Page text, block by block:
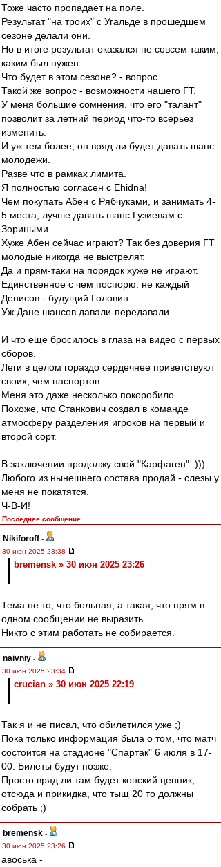
Тоже часто пропадает на поле.
Результат "на троих" с Угальде в прошедшем
сезоне делали они.
Но в итоге результат оказался не совсем таким,
каким был нужен.
Что будет в этом сезоне? - вопрос.
Такой же вопрос - возможности нашего ГТ.
У меня большие сомнения, что его "талант"
позволит за летний период что-то всерьез
изменить.
И уж тем более, он вряд ли будет давать шанс
молодежи.
Разве что в рамках лимита.
Я полностью согласен с Ehidna!
Чем покупать Абен с Рябчуками, и занимать 4-
5 места, лучше давать шанс Гузиевам с
Зориными.
Хуже Абен сейчас играют? Так без доверия ГТ
молодые никогда не выстрелят.
Да и прям-таки на порядок хуже не играют.
Единственное с чем поспорю: не каждый
Денисов - будущий Головин.
Уж Дане шансов давали-передавали.
И что еще бросилось в глаза на видео с первых
сборов.
Леги в целом гораздо сердечнее приветствуют
своих, чем паспортов.
Меня это даже несколько покоробило.
Похоже, что Станкович создал в команде
атмосферу разделения игроков на первый и
второй сорт.
В заключении продолжу свой "Карфаген". )))
Любого из нынешнего состава продай - слезы у
меня не покатятся.
Ч-В-И!
Последнее сообщение
Nikiforoff -
30 июн 2025 23:38
bremensk » 30 июн 2025 23:26
Тема не то, что больная, а такая, что прям в
одном сообщении не выразить..
Никто с этим работать не собирается.
naivniy -
30 июн 2025 23:34
crucian » 30 июн 2025 22:19
Так я и не писал, что обилетился уже ;)
Пока только информация была о том, что матч
состоится на стадионе "Спартак" 6 июля в 17-
00. Билеты будут позже.
Просто вряд ли там будет конский ценник,
отсюда и прикидка, что тыщ 20 то должны
собрать ;)
bremensk -
30 июн 2025 23:26
авоська -